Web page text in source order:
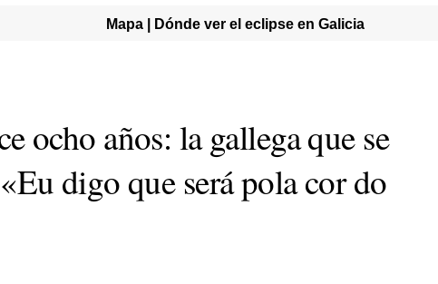
Mapa | Dónde ver el eclipse en Galicia
ocho años: la gallega que se
Eu digo que será pola cor do